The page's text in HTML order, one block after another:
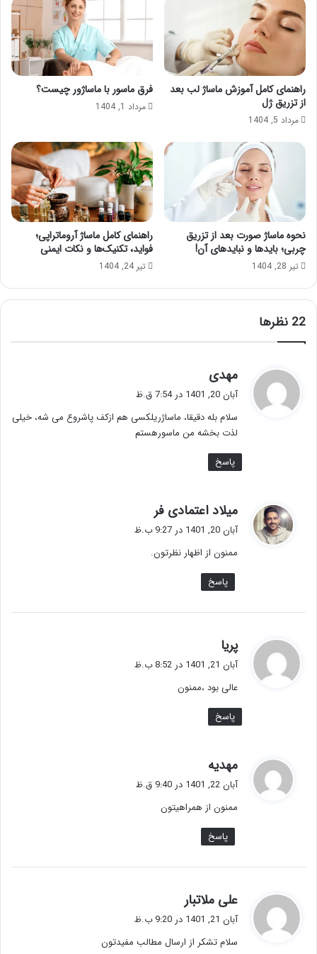
راهنمای کامل آموزش ماساژ لب بعد
از تزریق ژل
مرداد 5, 1404
فرق ماسور با ماساژور چیست؟
مرداد 1, 1404
نحوه ماساژ صورت بعد از تزریق
چربی؛ بایدها و نبایدهای آن!
تیر 28, 1404
راهنمای کامل ماساژ آروماتراپی؛
فواید، تکنیک‌ها و نکات ایمنی
تیر 24, 1404
‫22 نظرها
مهدی
:
آبان 20, 1401 در 7:54 ق.ظ
سلام بله دقیقا، ماساژریلکسی هم ازکف پاشروع می شه، خیلی
لذت بخشه من ماسورهستم
پاسخ
میلاد اعتمادی فر
:
آبان 20, 1401 در 9:27 ب.ظ
ممنون از اظهار نظرتون.
پاسخ
پریا
ف آبان 21, 1401 در 8:52 ب.ظ
عالی بود ،ممنون
پاسخ
مهدیه
:
آبان 22, 1401 در 9:40 ق.ظ
ممنون از همراهیتون
پاسخ
علی ملاتبار
ت
:
آبان 21, 1401 در 9:20 ب.ظ
سلام تشكر از ارسال مطالب مفیدتون